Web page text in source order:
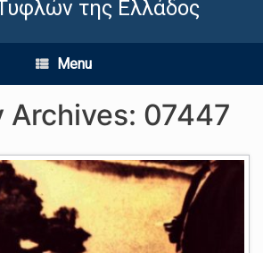
της Ελλάδος
Menu
Archives: 07447